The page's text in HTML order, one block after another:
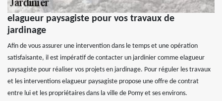
elagueur paysagiste pour vos travaux de
jardinage
Afin de vous assurer une intervention dans le temps et une opération
satisfaisante, il est impératif de contacter un jardinier comme elagueur
paysagiste pour réaliser vos projets en jardinage. Pour réguler les travaux
et les interventions elagueur paysagiste propose une offre de contrat
entre lui et les propriétaires dans la ville de Pomy et ses environs.